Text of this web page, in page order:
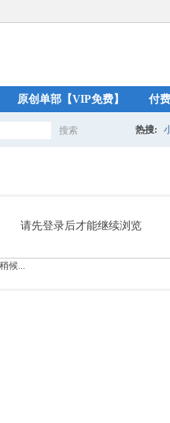
原创单部【VIP免费】 付
搜索
索
热搜:
请先登录后才能继续浏览
候...